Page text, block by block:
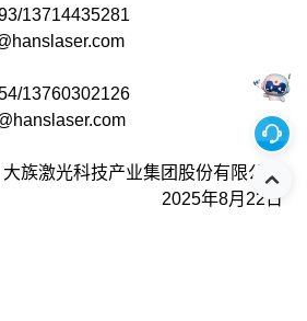
13714435281
13760302126
大族激光科技产业集团股份有限公司
2025年8月22日